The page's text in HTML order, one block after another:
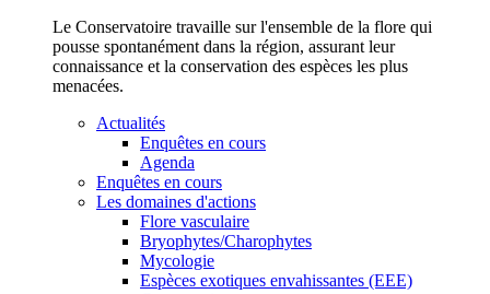
Le Conservatoire travaille sur l'ensemble de la flore qui
pousse spontanément dans la région, assurant leur
connaissance et la conservation des espèces les plus
menacées.
Actualités
Enquêtes en cours
Agenda
Enquêtes en cours
Les domaines d'actions
Flore vasculaire
Bryophytes/Charophytes
Mycologie
Espèces exotiques envahissantes (EEE)